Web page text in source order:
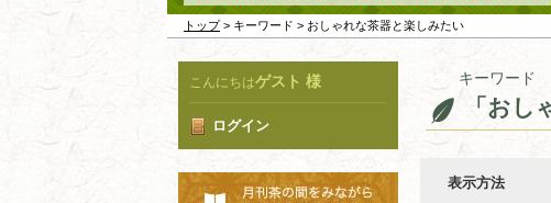
トップ> キーワード > おしゃれな茶器と楽しみたい
こんにちはゲスト 様
ログイン
キーワード
「お
表示方法